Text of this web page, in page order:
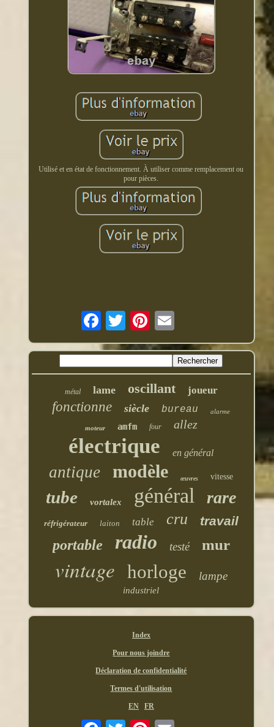
Utilisé et en état de fonctionnement. À utiliser comme remplacement ou
pour pièces.
métal lame oscillant joueur
fonctionne siècle bureau alarme
moteur amfm four allez
électrique en général
antique modèle œuvres vitesse
tube vortalex général rare
réfrigérateur laiton table cru travail
portable radio testé mur
vintage horloge lampe
industriel
Index
Pour nous joindre
Déclaration de confidentialité
Termes d'utilisation
EN FR